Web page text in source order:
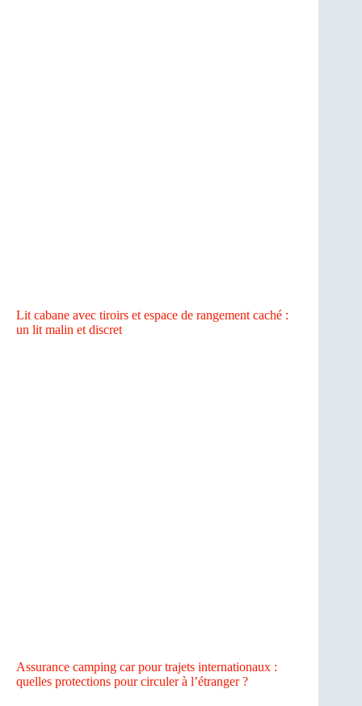
Lit cabane avec tiroirs et espace de rangement caché :
un lit malin et discret
Assurance camping car pour trajets internationaux :
quelles protections pour circuler à l’étranger ?